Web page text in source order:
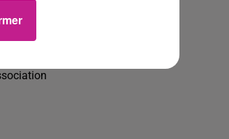
Jérôme Niel,
de la
Cédric